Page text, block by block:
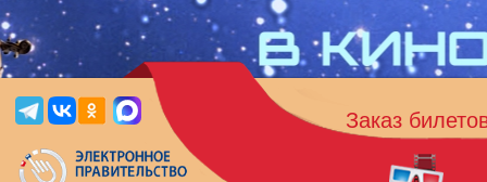
Заказ